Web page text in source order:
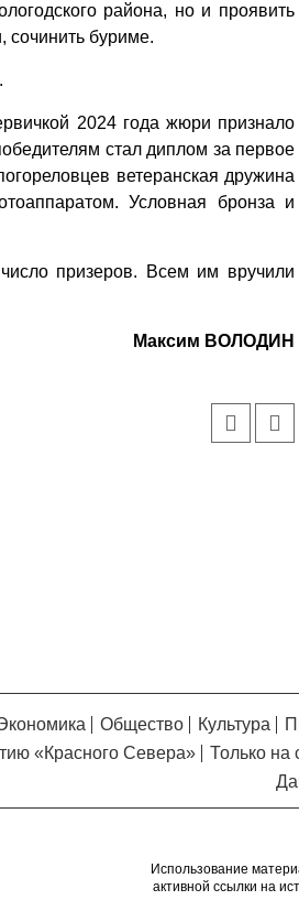
района, но и проявить
сочинить буриме.
2024 года жюри признало
стал диплом за первое
ветеранская дружина
Условная бронза и
призеров. Всем им вручили
Максим ВОЛОДИН
Мы рады приветствовать вас
Север», который, уверены,
придется вам по душе, и вы
Общество Культура
«Красного Севера»
Только на
Использование
активной ссылки на